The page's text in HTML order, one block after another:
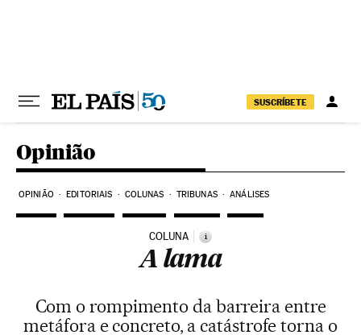
SUSCRÍBETE
Opinião
OPINIÃO EDITORIAIS COLUNAS TRIBUNAS ANÁLISES
COLUNA i
A lama
Com o rompimento da barreira entre
metáfora e concreto, a catástrofe torna o